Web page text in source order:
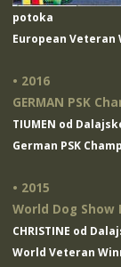
potoka
European Veteran
• 2016
GERMAN PSK
TIUMEN od
German PSK
• 2015
World Dog Show
CHRISTINE od
World Veteran